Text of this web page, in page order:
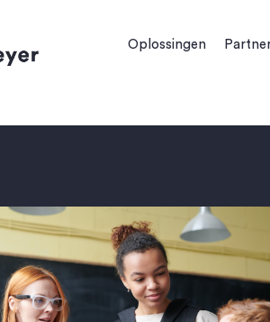
Oplossingen